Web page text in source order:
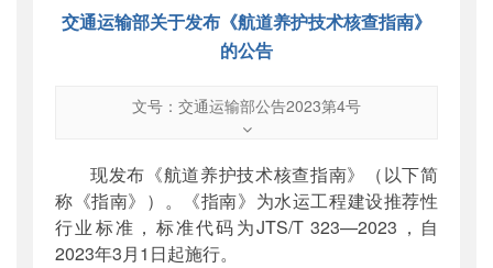
交通运输部关于发布《航道养护技术核查指南》
的公告
文号：交通运输部公告2023第4号
交通运输部公告2023第4号
公开日期 ：2023年01月29日
主题词：
航道养护;核查指南
机构分类 ：水运局
现发布《航道养护技术核查指南》（以下简
称《指南》）。《指南》为水运工程建设推荐性
行业标准，标准代码为JTS/T 323—2023，自
2023年3月1日起施行。